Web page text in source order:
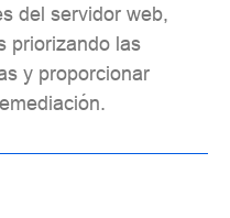
del servidor web,
priorizando las
y proporcionar